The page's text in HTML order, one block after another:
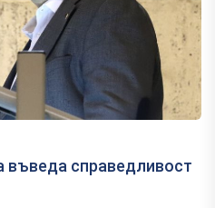
въведа справедливост